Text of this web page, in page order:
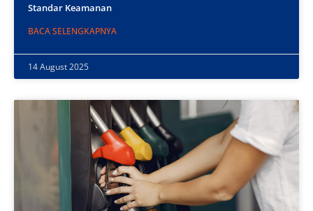
Standar Keamanan
BACA SELENGKAPNYA
14 August 2025